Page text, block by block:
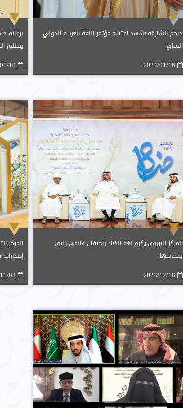
حاكم الشارقة يشهد افتتاح مؤتمر اللغة العربية الدولي
السابع
2024/01/16
ينطلق
10
المركز التربوي يكرم لغة الضاد باحتفال عالمي يليق
بمكانتها
2023/12/18
المركز
إصداراته
03